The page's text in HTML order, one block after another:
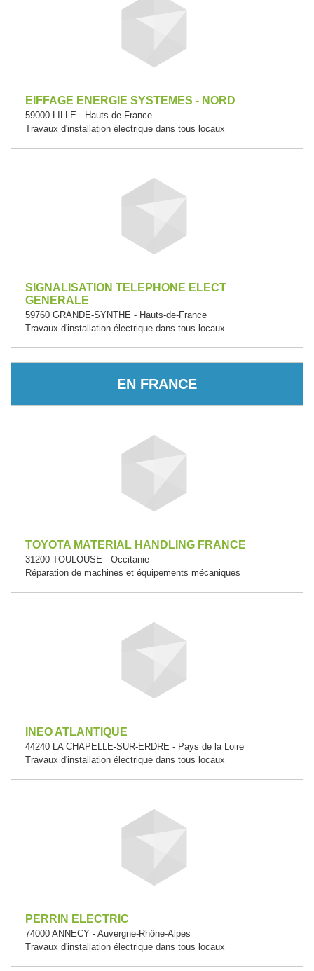
EIFFAGE ENERGIE SYSTEMES - NORD
59000 LILLE - Hauts-de-France
Travaux d'installation électrique dans tous locaux
SIGNALISATION TELEPHONE ELECT
GENERALE
59760 GRANDE-SYNTHE - Hauts-de-France
Travaux d'installation électrique dans tous locaux
EN FRANCE
TOYOTA MATERIAL HANDLING FRANCE
31200 TOULOUSE - Occitanie
Réparation de machines et équipements mécaniques
INEO ATLANTIQUE
44240 LA CHAPELLE-SUR-ERDRE - Pays de la Loire
Travaux d'installation électrique dans tous locaux
PERRIN ELECTRIC
74000 ANNECY - Auvergne-Rhône-Alpes
Travaux d'installation électrique dans tous locaux